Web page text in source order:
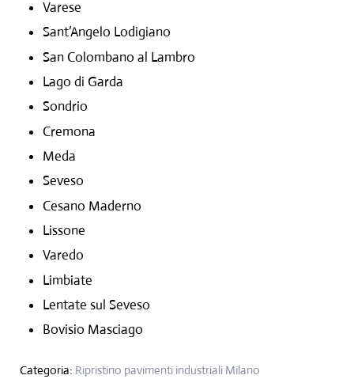
Varese
Sant’Angelo Lodigiano
San Colombano al Lambro
Lago di Garda
Sondrio
Cremona
Meda
Seveso
Cesano Maderno
Lissone
Varedo
Limbiate
Lentate sul Seveso
Bovisio Masciago
Categoria: Ripristino pavimenti industriali Milano